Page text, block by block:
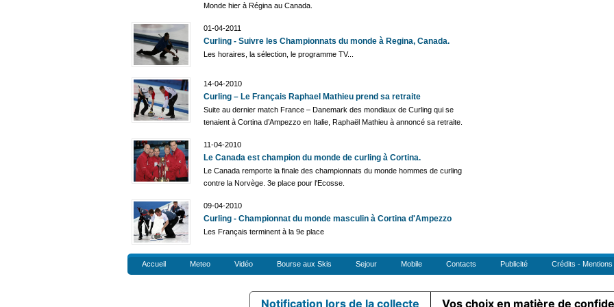
Monde hier à Régina au Canada.
01-04-2011
Curling - Suivre les Championnats du monde à Regina, Canada.
Les horaires, la sélection, le programme TV...
14-04-2010
Curling – Le Français Raphael Mathieu prend sa retraite
Suite au dernier match France – Danemark des mondiaux de Curling qui se
tenaient à Cortina d’Ampezzo en Italie, Raphaël Mathieu à annoncé sa retraite.
11-04-2010
Le Canada est champion du monde de curling à Cortina.
Le Canada remporte la finale des championnats du monde hommes de curling
contre la Norvège. 3e place pour l'Ecosse.
09-04-2010
Curling - Championnat du monde masculin à Cortina d'Ampezzo
Les Français terminent à la 9e place
Accueil Meteo Vidéo Bourse aux Skis Sejour Mobile Contacts Publicité Crédits - Mentions
Notification lors de la collecte Vos choix en matière de